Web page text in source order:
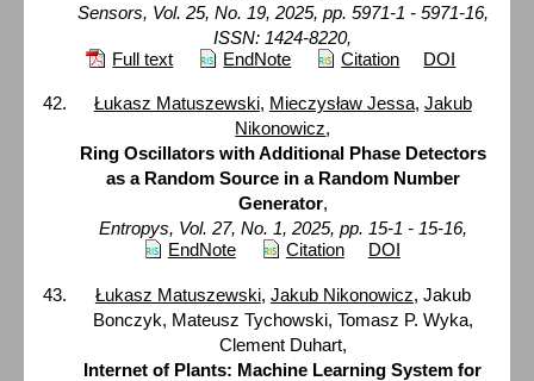
Sensors, Vol. 25, No. 19, 2025, pp. 5971-1 - 5971-16,
ISSN: 1424-8220,
Full text
EndNote Citation DOI
Łukasz Matuszewski, Mieczysław Jessa, Jakub
Nikonowicz,
Ring Oscillators with Additional Phase Detectors
as a Random Source in a Random Number
Generator,
Entropys, Vol. 27, No. 1, 2025, pp. 15-1 - 15-16,
EndNote
Citation DOI
Łukasz Matuszewski, Jakub Nikonowicz, Jakub
Bonczyk, Mateusz Tychowski, Tomasz P. Wyka,
Clement Duhart,
Internet of Plants: Machine Learning System for